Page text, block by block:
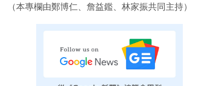
（本專欄由鄭博仁、詹益鑑、林家振共同主持）